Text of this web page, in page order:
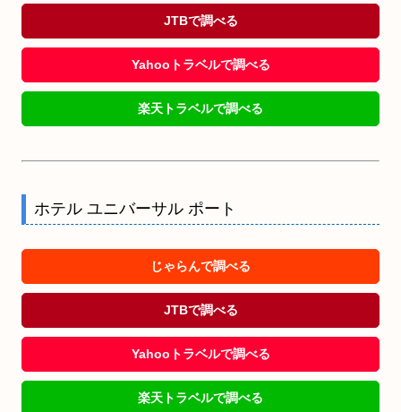
JTBで調べる
Yahooトラベルで調べる
楽天トラベルで調べる
ホテル ユニバーサル ポート
じゃらんで調べる
JTBで調べる
Yahooトラベルで調べる
楽天トラベルで調べる